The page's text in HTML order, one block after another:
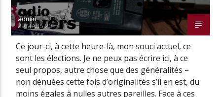
admin
29 MARS 2017
Ce jour-ci, à cette heure-là, mon souci actuel, ce
sont les élections. Je ne peux pas écrire ici, à ce
seul propos, autre chose que des généralités –
non dénuées cette fois d’originalités s’il en est, du
moins égales à nulles autres pareilles. Face à ces